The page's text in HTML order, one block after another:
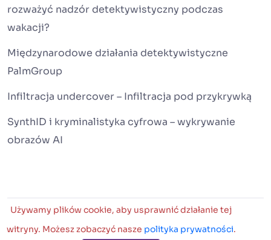
rozważyć nadzór detektywistyczny podczas
wakacji?
Międzynarodowe działania detektywistyczne
PalmGroup
Infiltracja undercover – Infiltracja pod przykrywką
SynthID i kryminalistyka cyfrowa – wykrywanie
obrazów AI
2026 PalmGroup. International Investigations with
Używamy plików cookie, aby usprawnić działanie tej
witryny. Możesz zobaczyć nasze polityka prywatności.